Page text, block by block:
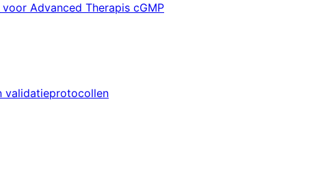
Advanced Therapis cGMP
validatieprotocollen